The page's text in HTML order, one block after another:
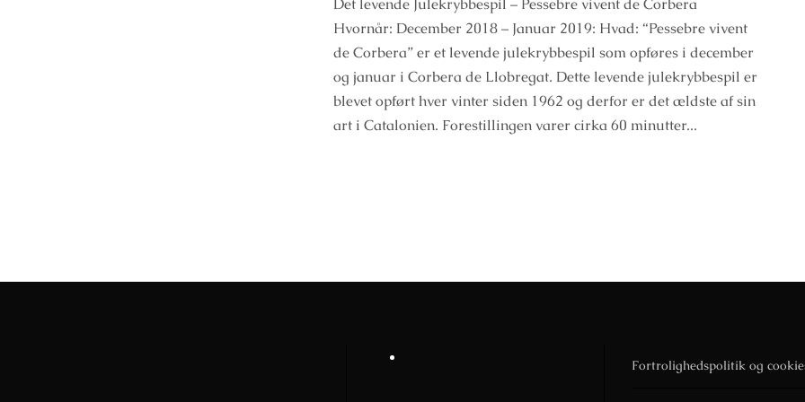
Det levende Julekrybbespil – Pessebre vivent de Corbera
Hvornår: December 2018 – Januar 2019: Hvad: “Pessebre vivent
de Corbera” er et levende julekrybbespil som opføres i december
og januar i Corbera de Llobregat. Dette levende julekrybbespil er
blevet opført hver vinter siden 1962 og derfor er det ældste af sin
art i Catalonien. Forestillingen varer cirka 60 minutter...
Fortrolighedspolitik og